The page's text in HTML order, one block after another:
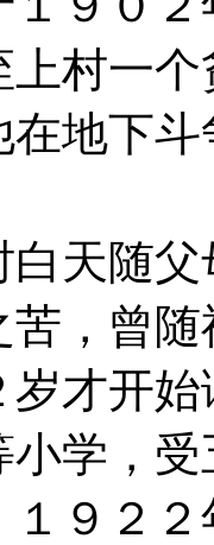
上村一
地下
随父
，曾
岁才开
学，
１９２